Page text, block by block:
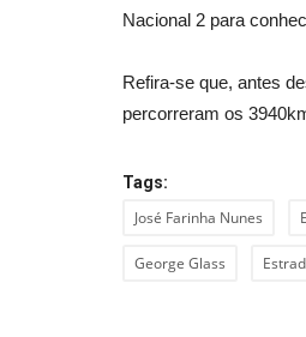
Nacional 2 para
Refira-se que, antes
percorreram os
Tags:
José Farinha Nunes
George Glass